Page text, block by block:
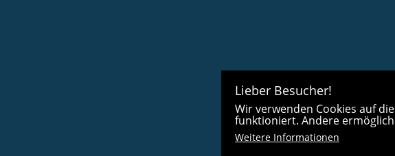
Lieber Besucher!
Wir verwenden Cookies auf
funktioniert. Andere
Weitere Informationen